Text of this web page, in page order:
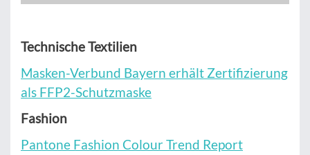
Technische Textilien
Masken-Verbund Bayern erhält Zertifizierung
als FFP2-Schutzmaske
Fashion
Pantone Fashion Colour Trend Report